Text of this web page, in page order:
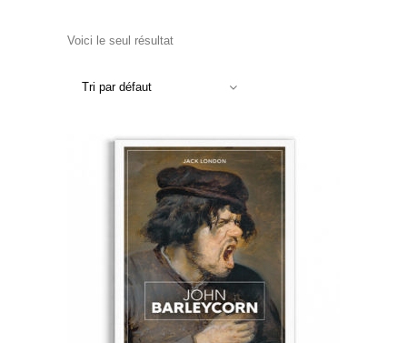
Voici le seul résultat
Tri par défaut